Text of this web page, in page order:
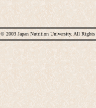
© 2003 Japan Nutrition University. All Rights